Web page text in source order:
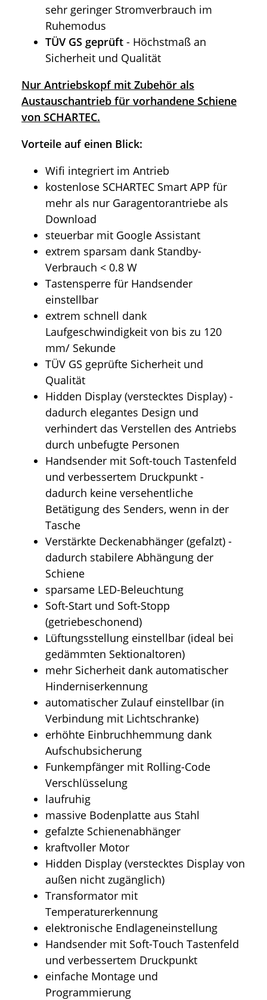
sehr geringer Stromverbrauch im
Ruhemodus
TÜV GS geprüft - Höchstmaß an
Sicherheit und Qualität
Nur Antriebskopf mit Zubehör als
Austauschantrieb für vorhandene Schiene
von SCHARTEC.
Vorteile auf einen Blick:
Wifi integriert im Antrieb
kostenlose SCHARTEC Smart APP für
mehr als nur Garagentorantriebe als
Download
steuerbar mit Google Assistant
extrem sparsam dank Standby-
Verbrauch < 0.8 W
Tastensperre für Handsender
einstellbar
extrem schnell dank
Laufgeschwindigkeit von bis zu 120
mm/ Sekunde
TÜV GS geprüfte Sicherheit und
Qualität
Hidden Display (verstecktes Display) -
dadurch elegantes Design und
verhindert das Verstellen des Antriebs
durch unbefugte Personen
Handsender mit Soft-touch Tastenfeld
und verbessertem Druckpunkt -
dadurch keine versehentliche
Betätigung des Senders, wenn in der
Tasche
Verstärkte Deckenabhänger (gefalzt) -
dadurch stabilere Abhängung der
Schiene
sparsame LED-Beleuchtung
Soft-Start und Soft-Stopp
(getriebeschonend)
Lüftungsstellung einstellbar (ideal bei
gedämmten Sektionaltoren)
mehr Sicherheit dank automatischer
Hinderniserkennung
automatischer Zulauf einstellbar (in
Verbindung mit Lichtschranke)
erhöhte Einbruchhemmung dank
Aufschubsicherung
Funkempfänger mit Rolling-Code
Verschlüsselung
laufruhig
massive Bodenplatte aus Stahl
gefalzte Schienenabhänger
kraftvoller Motor
Hidden Display (verstecktes Display von
außen nicht zugänglich)
Transformator mit
Temperaturerkennung
elektronische Endlageneinstellung
Handsender mit Soft-Touch Tastenfeld
und verbessertem Druckpunkt
einfache Montage und
Programmierung